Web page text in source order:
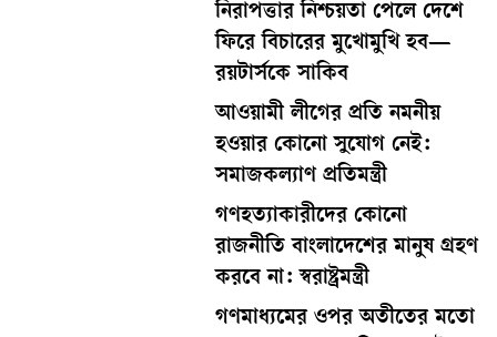
নিরাপত্তার নিশ্চয়তা পেলে দেশে
ফিরে বিচারের মুখোমুখি হব—
রয়টার্সকে সাকিব
আওয়ামী লীগের প্রতি নমনীয়
হওয়ার কোনো সুযোগ নেই:
সমাজকল্যাণ প্রতিমন্ত্রী
গণহত্যাকারীদের কোনো
রাজনীতি বাংলাদেশের মানুষ গ্রহণ
করবে না: স্বরাষ্ট্রমন্ত্রী
গণমাধ্যমের ওপর অতীতের মতো